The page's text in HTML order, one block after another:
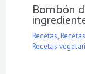
Bombón
Recetas,
Recetas